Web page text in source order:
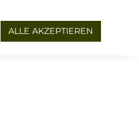
ALLE AKZEPTIEREN